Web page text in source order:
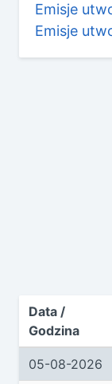
Emisje
Emisje
Data /
Godzina
05-08-2026